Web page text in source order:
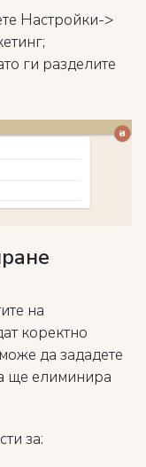
Настройки->
ги разделите
на
коректно
да зададете
ще елиминира
за: